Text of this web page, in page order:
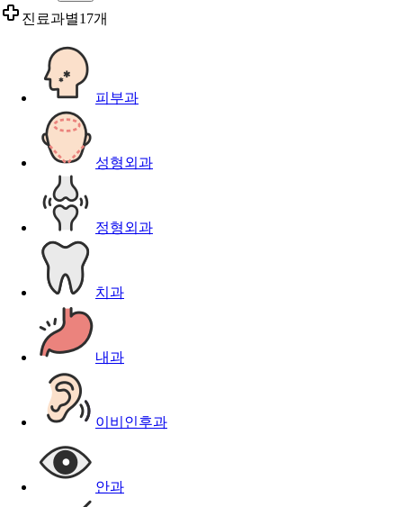
진료과별17개
피부과
성형외과
정형외과
치과
내과
이비인후과
안과